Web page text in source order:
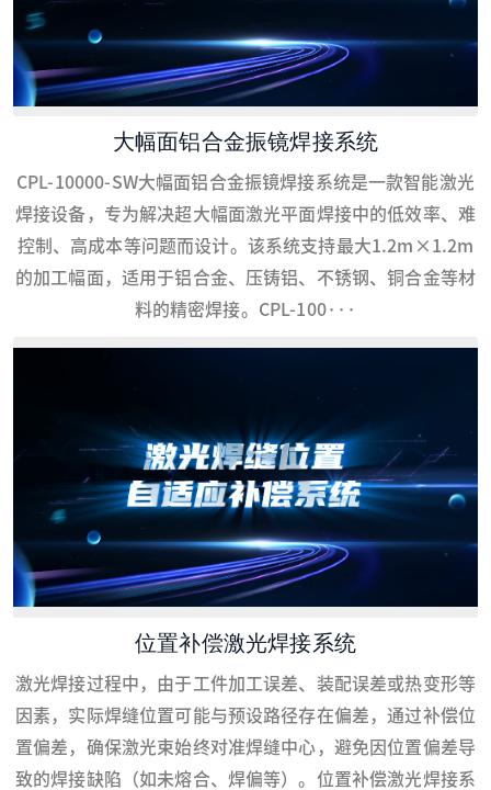
大幅面铝合金振镜焊接系统
CPL-10000-SW大幅面铝合金振镜焊接系统是一款智能激光
焊接设备，专为解决超大幅面激光平面焊接中的低效率、难
控制、高成本等问题而设计。该系统支持最大1.2m×1.2m
的加工幅面，适用于铝合金、压铸铝、不锈钢、铜合金等材
料的精密焊接。CPL-100···
位置补偿激光焊接系统
激光焊接过程中，由于工件加工误差、装配误差或热变形等
因素，实际焊缝位置可能与预设路径存在偏差，通过补偿位
置偏差，确保激光束始终对准焊缝中心，避免因位置偏差导
致的焊接缺陷（如未熔合、焊偏等）。位置补偿激光焊接系